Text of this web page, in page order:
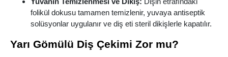
folikül dokusu tamamen temizlenir, yuvaya antiseptik
solüsyonlar uygulanır ve diş eti steril dikişlerle kapatılır.
Yarı Gömülü Diş Çekimi Zor mu?